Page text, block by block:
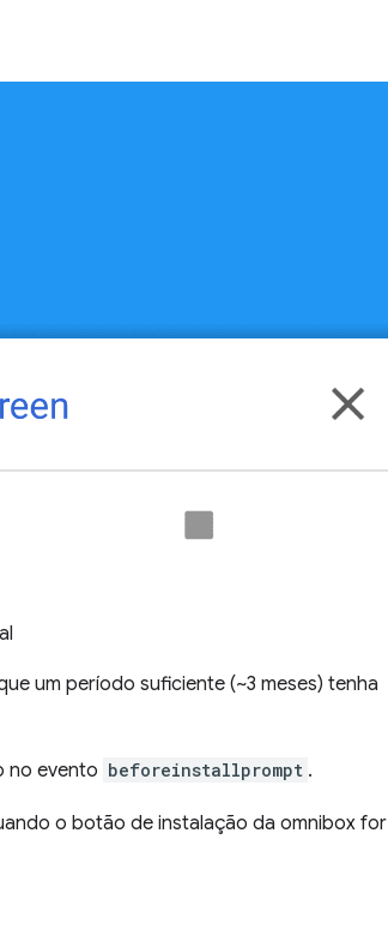
um período suficiente (~3 meses) tenha
no evento beforeinstallprompt .
o botão de instalação da omnibox for